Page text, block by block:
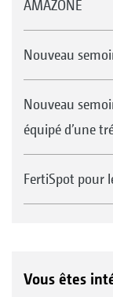
AMAZONE
Nouveau
Nouveau
équipé d’une
FertiSpot pour
Vous êtes